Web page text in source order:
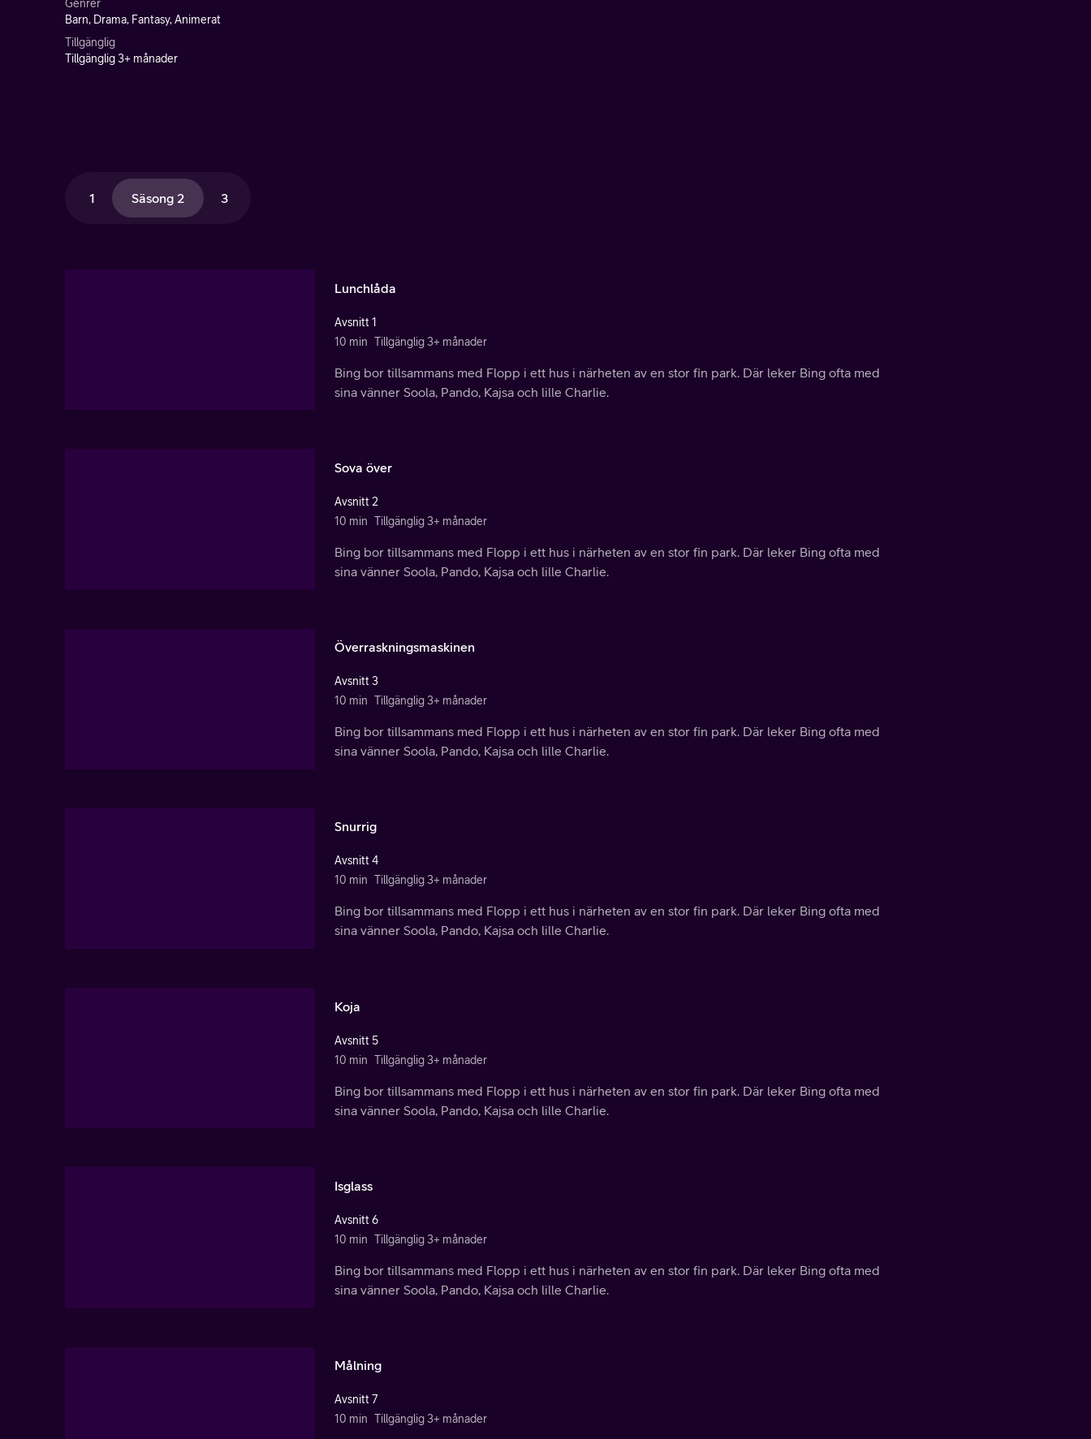
Genrer
Barn, Drama, Fantasy, Animerat
Tillgänglig
Tillgänglig 3+ månader
1 Säsong 2 3
Lunchlåda
Avsnitt 1
10 min Tillgänglig 3+ månader
Bing bor tillsammans med Flopp i ett hus i närheten av en stor fin park. Där leker Bing ofta med
sina vänner Soola, Pando, Kajsa och lille Charlie.
Sova över
Avsnitt 2
10 min Tillgänglig 3+ månader
Bing bor tillsammans med Flopp i ett hus i närheten av en stor fin park. Där leker Bing ofta med
sina vänner Soola, Pando, Kajsa och lille Charlie.
Överraskningsmaskinen
Avsnitt 3
10 min Tillgänglig 3+ månader
Bing bor tillsammans med Flopp i ett hus i närheten av en stor fin park. Där leker Bing ofta med
sina vänner Soola, Pando, Kajsa och lille Charlie.
Snurrig
Avsnitt 4
10 min Tillgänglig 3+ månader
Bing bor tillsammans med Flopp i ett hus i närheten av en stor fin park. Där leker Bing ofta med
sina vänner Soola, Pando, Kajsa och lille Charlie.
Koja
Avsnitt 5
10 min Tillgänglig 3+ månader
Bing bor tillsammans med Flopp i ett hus i närheten av en stor fin park. Där leker Bing ofta med
sina vänner Soola, Pando, Kajsa och lille Charlie.
Isglass
Avsnitt 6
10 min Tillgänglig 3+ månader
Bing bor tillsammans med Flopp i ett hus i närheten av en stor fin park. Där leker Bing ofta med
sina vänner Soola, Pando, Kajsa och lille Charlie.
Målning
Avsnitt 7
10 min Tillgänglig 3+ månader